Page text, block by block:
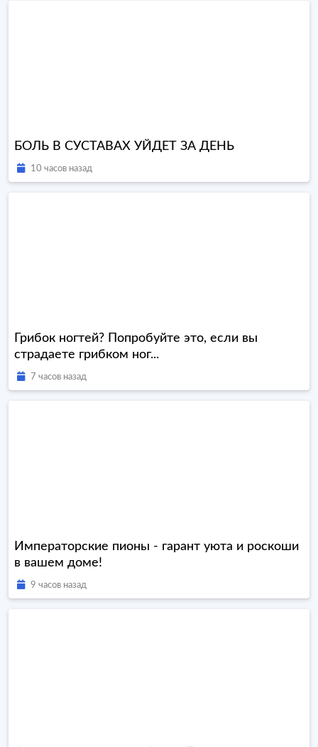
БОЛЬ В СУСТАВАХ УЙДЕТ ЗА ДЕНЬ
10 часов назад
Грибок ногтей? Попробуйте это, если вы
страдаете грибком ног...
7 часов назад
Императорские пионы - гарант уюта и роскоши
в вашем доме!
9 часов назад